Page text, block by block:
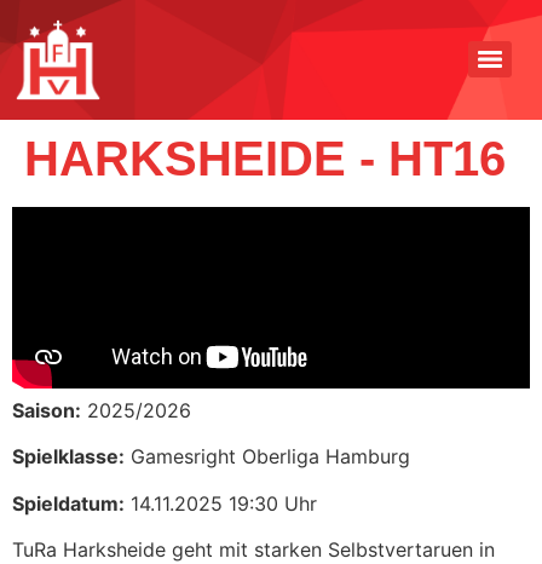
HARKSHEIDE - HT16
Saison: 2025/2026
Spielklasse: Gamesright Oberliga Hamburg
Spieldatum: 14.11.2025 19:30 Uhr
TuRa Harksheide geht mit starken Selbstvertaruen in